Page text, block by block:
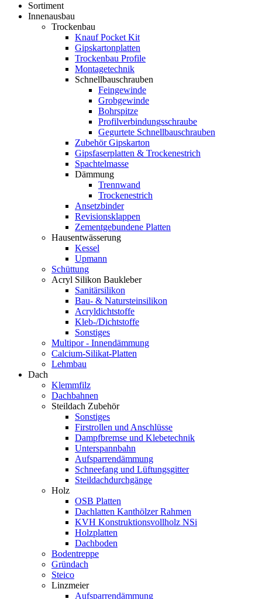
Sortiment
Innenausbau
Trockenbau
Knauf Pocket Kit
Gipskartonplatten
Trockenbau Profile
Montagetechnik
Schnellbauschrauben
Feingewinde
Grobgewinde
Bohrspitze
Profilverbindungsschraube
Gegurtete Schnellbauschrauben
Zubehör Gipskarton
Gipsfaserplatten & Trockenestrich
Spachtelmasse
Dämmung
Trennwand
Trockenestrich
Ansetzbinder
Revisionsklappen
Zementgebundene Platten
Hausentwässerung
Kessel
Upmann
Schüttung
Acryl Silikon Baukleber
Sanitärsilikon
Bau- & Natursteinsilikon
Acryldichtstoffe
Kleb-/Dichtstoffe
Sonstiges
Multipor - Innendämmung
Calcium-Silikat-Platten
Lehmbau
Dach
Klemmfilz
Dachbahnen
Steildach Zubehör
Sonstiges
Firstrollen und Anschlüsse
Dampfbremse und Klebetechnik
Unterspannbahn
Aufsparrendämmung
Schneefang und Lüftungsgitter
Steildachdurchgänge
Holz
OSB Platten
Dachlatten Kanthölzer Rahmen
KVH Konstruktionsvollholz NSi
Holzplatten
Dachboden
Bodentreppe
Gründach
Steico
Linzmeier
Aufsparrendämmung